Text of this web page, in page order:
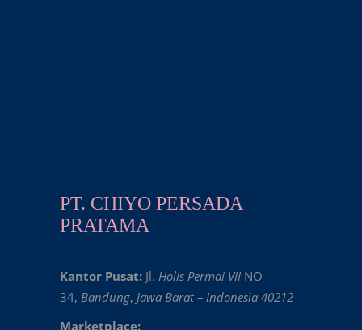
PT. CHIYO PERSADA
PRATAMA
Kantor Pusat: Jl. Holis Permai VII NO
34, Bandung, Jawa Barat – Indonesia 40212
Marketplace: